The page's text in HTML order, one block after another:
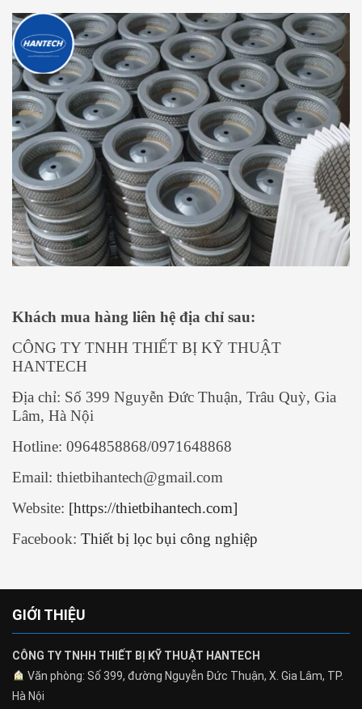
Khách mua hàng liên hệ địa chỉ sau:
CÔNG TY TNHH THIẾT BỊ KỸ THUẬT
HANTECH
Địa chỉ: Số 399 Nguyễn Đức Thuận, Trâu Quỳ, Gia
Lâm, Hà Nội
Hotline: 0964858868/0971648868
Email: thietbihantech@gmail.com
Website: [https://thietbihantech.com]
Facebook: Thiết bị lọc bụi công nghiệp
GIỚI THIỆU
CÔNG TY TNHH THIẾT BỊ KỸ THUẬT HANTECH
Văn phòng: Số 399, đường Nguyễn Đức Thuận, X. Gia Lâm, TP.
Hà Nội